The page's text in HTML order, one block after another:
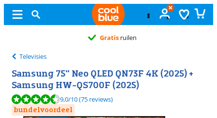
Gratis ruilen
Televisies
Samsung 75" Neo QLED QN73F 4K (2025) +
Samsung HW-QS700F (2025)
Beoordeling is 9,0 van de 10, gebaseerd op 75 reviews.
9,0/10(75 reviews)
bundelvoordeel